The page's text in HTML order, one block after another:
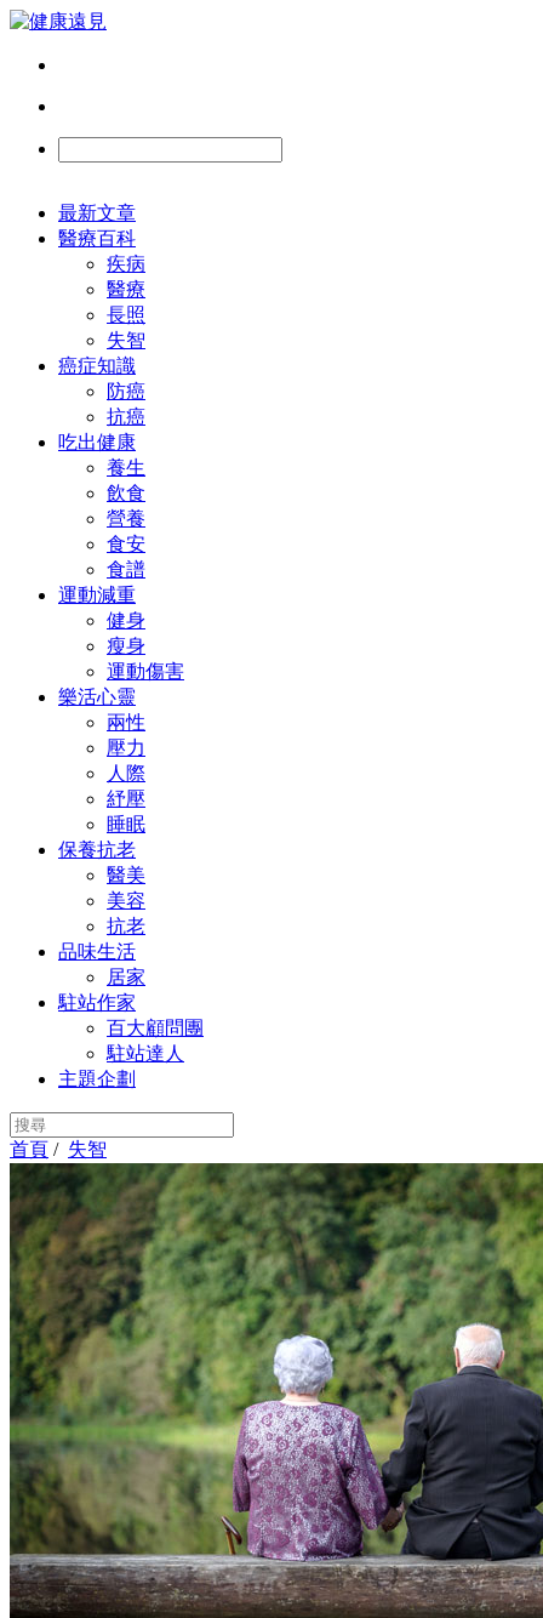
最新文章
醫療百科
疾病
醫療
長照
失智
癌症知識
防癌
抗癌
吃出健康
養生
飲食
營養
食安
食譜
運動減重
健身
瘦身
運動傷害
樂活心靈
兩性
壓力
人際
紓壓
睡眠
保養抗老
醫美
美容
抗老
品味生活
居家
駐站作家
百大顧問團
駐站達人
主題企劃
首頁 / 失智